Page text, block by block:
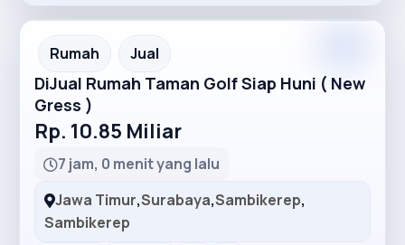
Recommended
Rumah Jual
DiJual Rumah Taman Golf Siap Huni ( New
Gress )
Rp. 10.85 Miliar
7 jam, 0 menit yang lalu
Jawa Timur,Surabaya,Sambikerep,
Sambikerep